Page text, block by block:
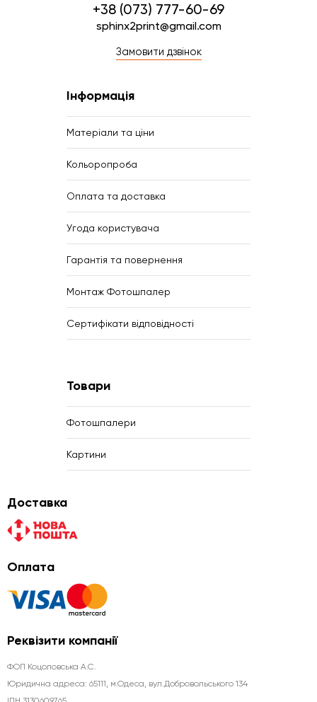
+38 (073) 777-60-69
sphinx2print@gmail.com
Замовити дзвінок
Інформація
Матеріали та ціни
Кольоропроба
Оплата та доставка
Угода користувача
Гарантія та повернення
Монтаж Фотошпалер
Сертифікати відповідності
Товари
Фотошпалери
Картини
Доставка
Оплата
Реквізити компанії
ФОП Коцоловська А.С.
Юридична aдреса: 65111, м.Одеса, вул.Добровольського 134